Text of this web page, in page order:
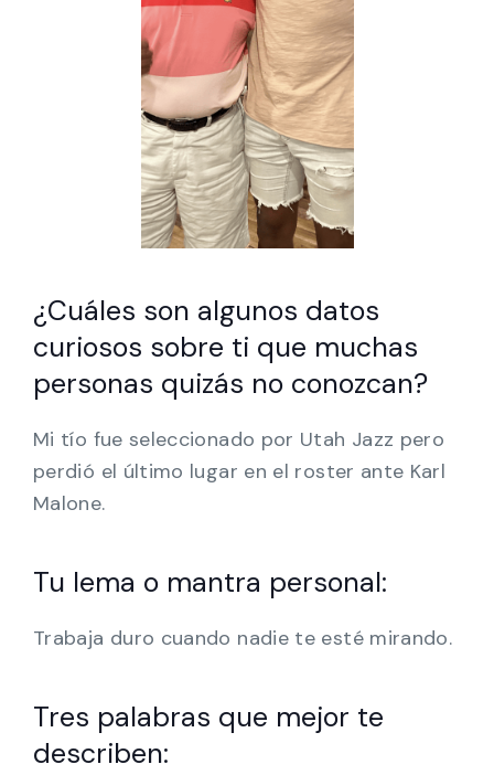
¿Cuáles son algunos datos
curiosos sobre ti que muchas
personas quizás no conozcan?
Mi tío fue seleccionado por Utah Jazz pero
perdió el último lugar en el roster ante Karl
Malone.
Tu lema o mantra personal:
Trabaja duro cuando nadie te esté mirando.
Tres palabras que mejor te
describen: